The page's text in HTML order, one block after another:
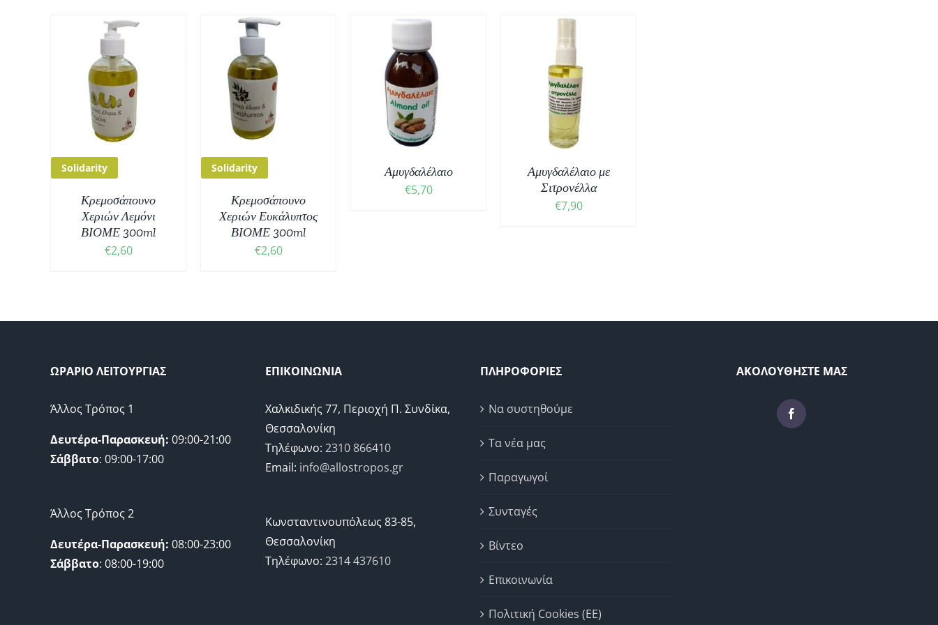
Solidarity
Κρεμοσάπουνο
Χεριών Λεμόνι
ΒΙΟΜΕ 300ml
€2,60
ΠΡΟΣΘΉΚΗ ΣΤΟ
ΚΑΛΆΘΙ
ΛΕΠΤΟΜΈΡΕΙΕΣ
Solidarity
Κρεμοσάπουνο
Χεριών Ευκάλυπτος
ΒΙΟΜΕ 300ml
€2,60
ΠΡΟΣΘΉΚΗ ΣΤΟ
ΚΑΛΆΘΙ
ΛΕΠΤΟΜΈΡΕΙΕΣ
Αμυγδαλέλαιο
€5,70
ΠΡΟΣΘΉΚΗ ΣΤΟ
ΚΑΛΆΘΙ
ΛΕΠΤΟΜΈΡΕΙΕΣ
Αμυγδαλέλαιο με
Σιτρονέλλα
€7,90
ΩΡΑΡΙΟ ΛΕΙΤΟΥΡΓΙΑΣ
Άλλος Τρόπος 1
Δευτέρα-Παρασκευή: 09:00-21:00
Σάββατο: 09:00-17:00
Άλλος Τρόπος 2
Δευτέρα-Παρασκευή: 08:00-23:00
Σάββατο: 08:00-19:00
ΕΠΙΚΟΙΝΩΝΙΑ
Χαλκιδικής 77, Περιοχή Π. Συνδίκα,
Θεσσαλονίκη
Τηλέφωνο: 2310 866410
Email: info@allostropos.gr
Κωνσταντινουπόλεως 83-85,
Θεσσαλονίκη
Τηλέφωνο: 2314 437610
ΠΛΗΡΟΦΟΡΙΕΣ
Να συστηθούμε
Τα νέα μας
Παραγωγοί
Συνταγές
Βίντεο
Επικοινωνία
Πολιτική Cookies (ΕΕ)
ΑΚΟΛΟΥΘΗΣΤΕ ΜΑΣ